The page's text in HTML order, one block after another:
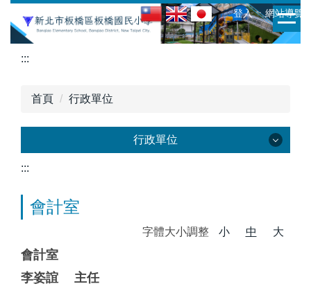
到
主
ㆍ登入 ㆍ網站導覽
:::
首頁 行政單位
行政單位
校長室
教務處
學務處
:::
會計室
字體大小調整 小 中 大
會計室
李姿誼 主任